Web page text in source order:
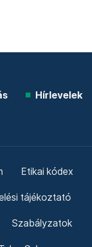
Hírlevelek
Etikai kódex
tájékoztató
Szabályzatok